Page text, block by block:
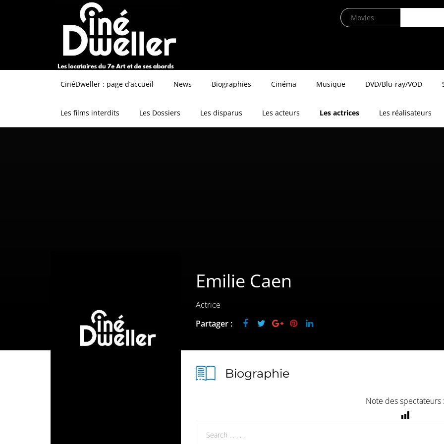
CinéDweller : page d’accueil News Biographies Cinéma Musique DVD/Blu-ray/VOD
Les films interdits Les Dossiers Les disparus Les acteurs Les actrices Les réalisateurs
Emilie Caen
Actrice
Partager :
Biographie
Note des spectateurs